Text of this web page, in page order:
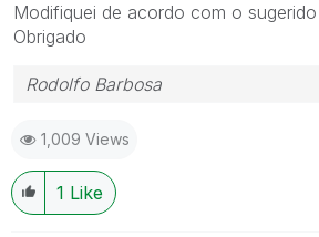
Modifiquei de acordo com o
Obrigado
Rodolfo Barbosa
1,009 Views
1 Like